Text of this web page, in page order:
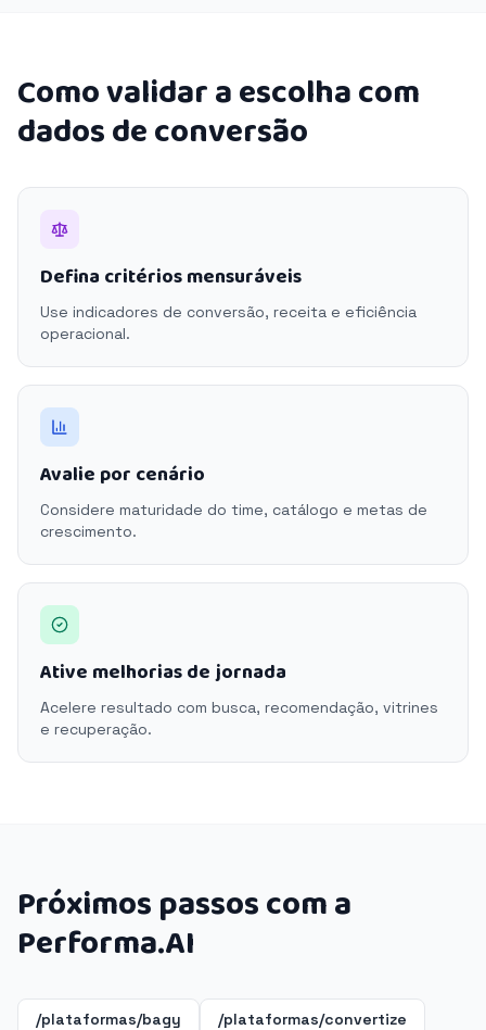
Como validar a escolha com
dados de conversão
Defina critérios mensuráveis
Use indicadores de conversão, receita e eficiência
operacional.
Avalie por cenário
Considere maturidade do time, catálogo e metas de
crescimento.
Ative melhorias de jornada
Acelere resultado com busca, recomendação, vitrines
e recuperação.
Próximos passos com a
Performa.AI
/plataformas/bagy /plataformas/convertize